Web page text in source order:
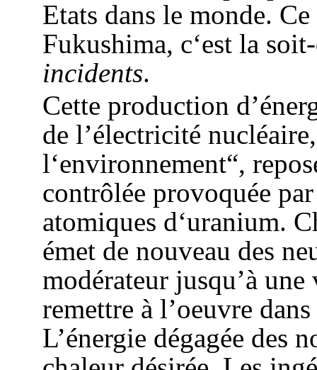
Etats dans le monde.
Fukushima, c‘est la
incidents.
Cette production
de l’électricité
l‘environnement“,
contrôlée provoquée
atomiques d‘uranium.
émet de nouveau des
modérateur jusqu’à
remettre à l’oeuvre
L’énergie dégagée des